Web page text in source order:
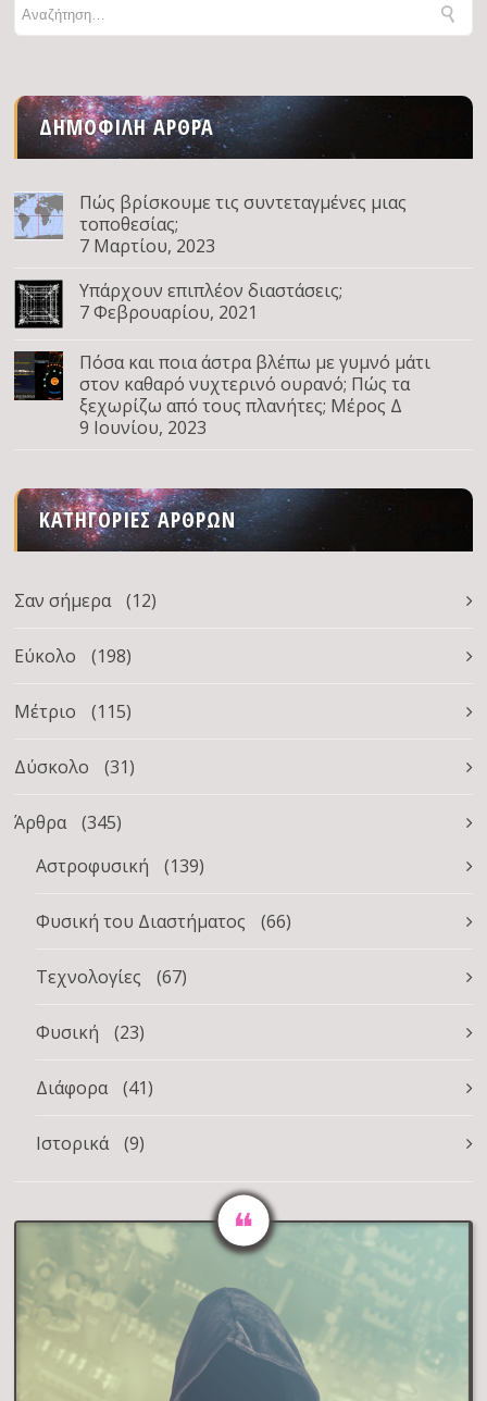
ΔΗΜΟΦΙΛΉ ΆΡΘΡΑ
Πώς βρίσκουμε τις συντεταγμένες μιας
τοποθεσίας;
7 Μαρτίου, 2023
Υπάρχουν επιπλέον διαστάσεις;
7 Φεβρουαρίου, 2021
Πόσα και ποια άστρα βλέπω με γυμνό μάτι
στον καθαρό νυχτερινό ουρανό; Πώς τα
ξεχωρίζω από τους πλανήτες; Μέρος Δ
9 Ιουνίου, 2023
ΚΑΤΗΓΟΡΊΕΣ ΆΡΘΡΩΝ
Σαν σήμερα (12)
Εύκολο (198)
Μέτριο (115)
Δύσκολο (31)
Άρθρα
(345)
Αστροφυσική
(139)
Φυσική του Διαστήματος (66)
Τεχνολογίες (67)
Φυσική (23)
Διάφορα (41)
Ιστορικά (9)